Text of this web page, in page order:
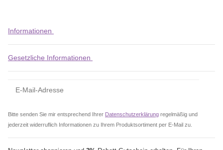
Informationen
Gesetzliche Informationen
Bitte senden Sie mir entsprechend Ihrer Datenschutzerklärung regelmäßig und
jederzeit widerruflich Informationen zu Ihrem Produktsortiment per E-Mail zu.